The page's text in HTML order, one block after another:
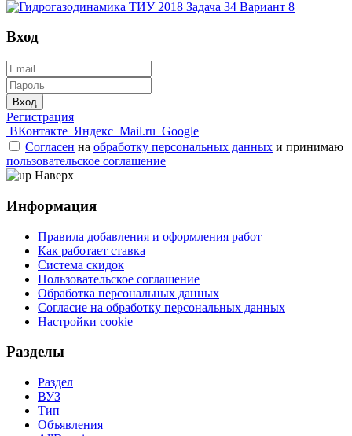
Вход
Вход
Регистрация
ВКонтакте Яндекс Mail.ru Google
Согласен на обработку персональных данных и принимаю
пользовательское соглашение
Наверх
Информация
Правила добавления и оформления работ
Как работает ставка
Система скидок
Пользовательское соглашение
Обработка персональных данных
Согласие на обработку персональных данных
Настройки cookie
Разделы
Раздел
ВУЗ
Тип
Объявления